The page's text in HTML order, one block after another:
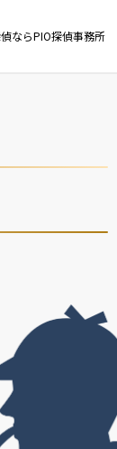
ならPIO探偵事務所